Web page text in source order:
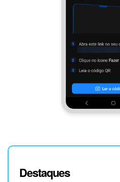
Destaques